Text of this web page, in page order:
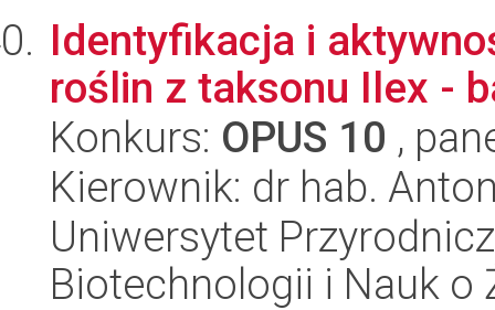
Identyfikacja i
roślin z taksonu Ilex -
Konkurs: OPUS 10 ,
Kierownik: dr hab.
Uniwersytet
Biotechnologii i Nauk o